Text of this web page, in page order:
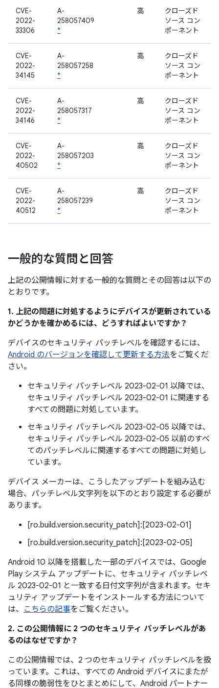
CVE-
2022-
33306
A-
258057409
*
高
クローズド
ソース コン
ポーネント
CVE-
2022-
34145
A-
258057258
*
高
クローズド
ソース コン
ポーネント
CVE-
2022-
34146
A-
258057317
*
高
クローズド
ソース コン
ポーネント
CVE-
2022-
40502
A-
258057203
*
高
クローズド
ソース コン
ポーネント
CVE-
2022-
40512
A-
258057239
*
高
クローズド
ソース コン
ポーネント
一般的な質問と回答
上記の公開情報に対する一般的な質問とその回答は以下の
とおりです。
1. 上記の問題に対処するようにデバイスが更新されている
かどうかを確かめるには、どうすればよいですか？
デバイスのセキュリティ パッチレベルを確認するには、
Android のバージョンを確認して更新する方法をご覧くだ
さい。
セキュリティ パッチレベル 2023-02-01 以降では、
セキュリティ パッチレベル 2023-02-01 に関連する
すべての問題に対処しています。
セキュリティ パッチレベル 2023-02-05 以降では、
セキュリティ パッチレベル 2023-02-05 以前のすべ
てのパッチレベルに関連するすべての問題に対処し
ています。
デバイス メーカーは、こうしたアップデートを組み込む
場合、パッチレベル文字列を以下のとおり設定する必要が
あります。
[ro.build.version.security_patch]:[2023-02-01]
[ro.build.version.security_patch]:[2023-02-05]
Android 10 以降を搭載した一部のデバイスでは、Google
Play システム アップデートに、セキュリティ パッチレベ
ル 2023-02-01 と一致する日付文字列が含まれます。セキ
ュリティ アップデートをインストールする方法について
は、 こちらの記事をご覧ください。
2. この公開情報に 2 つのセキュリティ パッチレベルがあ
るのはなぜですか？
この公開情報では、2 つのセキュリティ パッチレベルを扱
っています。これは、すべての Android デバイスにまたが
る同様の脆弱性をひとまとめにして、Android パートナー